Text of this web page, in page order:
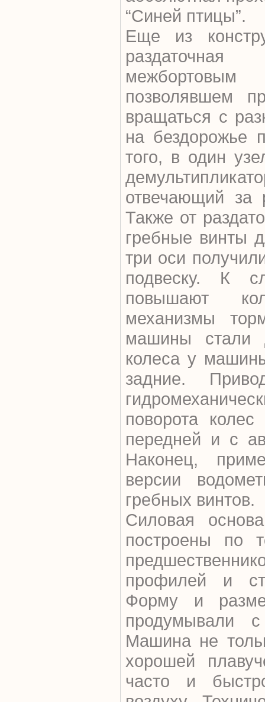
“Синей птицы”.
Еще из
позволявшем
вращаться с
на бездорожье
того, в один
отвечающий за
Также от
гребные винты
три оси
подвеску. К
повышают
механизмы
машины стали
колеса у
задние.
поворота
передней и с
Наконец,
версии
гребных винтов.
Силовая
построены по
профилей и
Форму и
продумывали
Машина не
хорошей
часто и